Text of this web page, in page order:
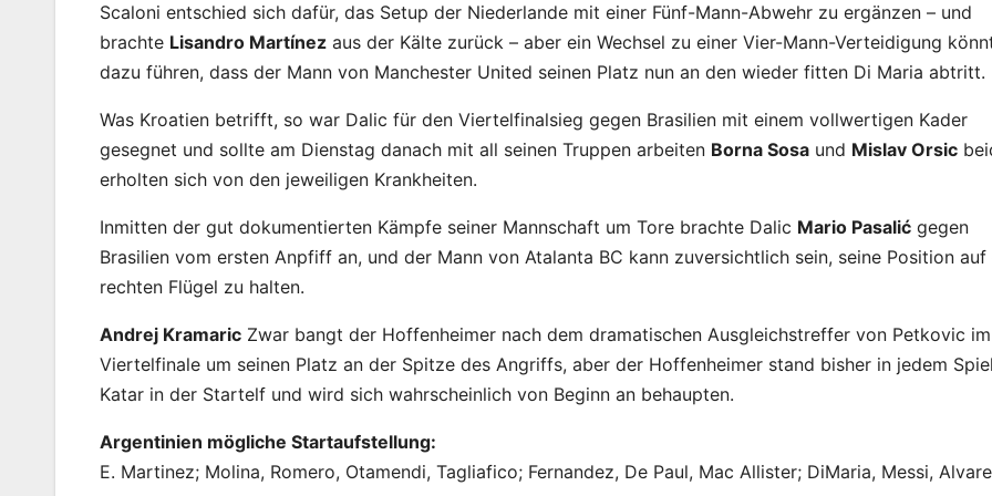
Scaloni entschied sich dafür, das Setup der Niederlande mit einer Fünf-Mann-Abwehr zu ergänzen – und
brachte Lisandro Martínez aus der Kälte zurück – aber ein Wechsel zu einer Vier-Mann-Verteidigung
dazu führen, dass der Mann von Manchester United seinen Platz nun an den wieder fitten Di Maria abtritt.
Was Kroatien betrifft, so war Dalic für den Viertelfinalsieg gegen Brasilien mit einem vollwertigen Kader
gesegnet und sollte am Dienstag danach mit all seinen Truppen arbeiten Borna Sosa und Mislav Orsic
erholten sich von den jeweiligen Krankheiten.
Inmitten der gut dokumentierten Kämpfe seiner Mannschaft um Tore brachte Dalic Mario Pasalić gegen
Brasilien vom ersten Anpfiff an, und der Mann von Atalanta BC kann zuversichtlich sein, seine Position auf
rechten Flügel zu halten.
Andrej Kramaric Zwar bangt der Hoffenheimer nach dem dramatischen Ausgleichstreffer von Petkovic im
Viertelfinale um seinen Platz an der Spitze des Angriffs, aber der Hoffenheimer stand bisher in jedem
Katar in der Startelf und wird sich wahrscheinlich von Beginn an behaupten.
Argentinien mögliche Startaufstellung:
E. Martinez; Molina, Romero, Otamendi, Tagliafico; Fernandez, De Paul, Mac Allister; DiMaria, Messi,